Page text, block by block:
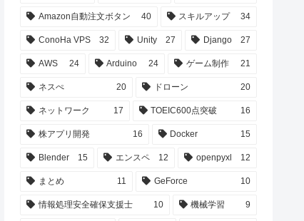
Amazon自動注文ボタン 40 スキルアップ 34
ConoHa VPS 32 Unity 27 Django 27
AWS 24 Arduino 24 ゲーム制作 21
ネスぺ 20 ドローン 20
ネットワーク 17 TOEIC600点突破 16
株アプリ開発 16 Docker 15
Blender 15 エンスペ 12 openpyxl 12
まとめ 11 GeForce 10
情報処理安全確保支援士 10 機械学習 9